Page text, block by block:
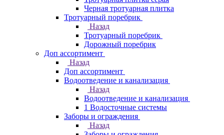
Черная тротуарная плитка
Тротуарный поребрик
Назад
Тротуарный поребрик
Дорожный поребрик
Доп ассортимент
Назад
Доп ассортимент
Водоотведение и канализация
Назад
Водоотведение и канализация
1 Водосточные системы
Заборы и ограждения
Назад